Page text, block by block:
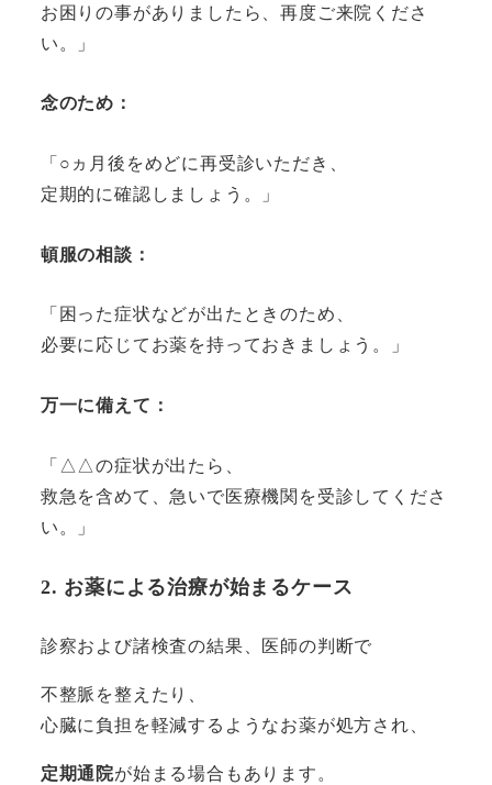
お困りの事がありましたら、再度ご来院くださ
い。」
念のため ：
「○ヵ月後をめどに再受診いただき、
定期的に確認しましょう。」
頓服の相談 ：
「困った症状などが出たときのため、
必要に応じてお薬を持っておきましょう。」
万一に備えて：
「△△の症状が出たら、
救急を含めて、急いで医療機関を受診してくださ
い。」
2. お薬による治療が始まるケース
診察および諸検査の結果、医師の判断で
不整脈を整えたり、
心臓に負担を軽減するようなお薬が処方され、
定期通院が始まる場合もあります。